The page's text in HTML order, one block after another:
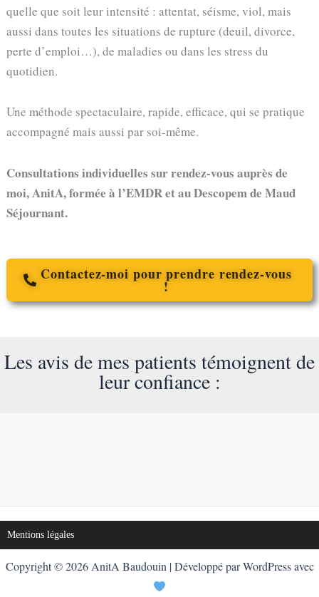
quelle que soit leur intensité : attentat, séisme, viol, mais
aussi dans toutes les situations de rupture (deuil, divorce,
perte d’emploi…), de maladies ou dans les stress du
quotidien.
Une méthode spectaculaire, rapide, efficace, qui se pratique
accompagné mais aussi par soi-même.
Consultations individuelles sur rendez-vous auprès de
moi, AnitA,formée à l’EMDR et au Descopem de Maud
Séjournant.
Contactez-moi pour prendre rendez-vous
!
Les avis de mes patients témoignent de
leur confiance :
Mentions légales
Copyright © 2026 AnitA Baudouin | Développé par WordPress avec